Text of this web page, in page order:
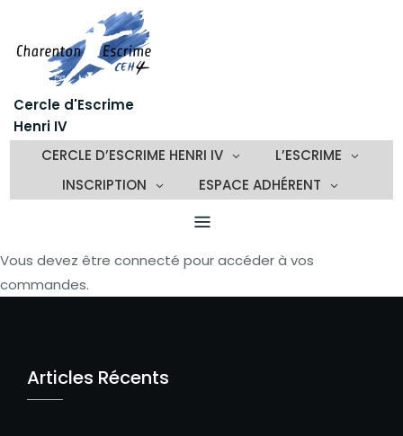
content
Cercle d'Escrime
Henri IV
CERCLE D’ESCRIME HENRI IV
L’ESCRIME
INSCRIPTION
ESPACE ADHÉRENT
Vous devez être connecté pour accéder à vos
commandes.
Articles Récents